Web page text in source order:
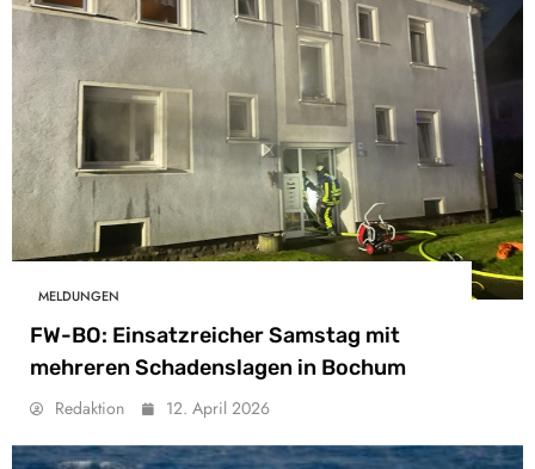
MELDUNGEN
FW-BO: Einsatzreicher Samstag mit
mehreren Schadenslagen in Bochum
Redaktion 12. April 2026